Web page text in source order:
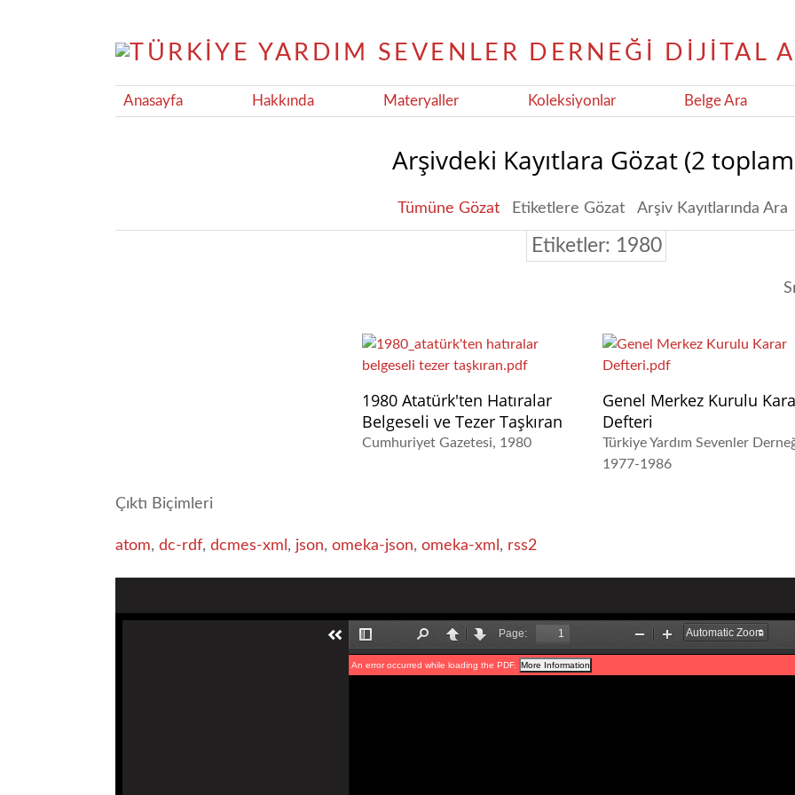
Anasayfa Hakkında Materyaller Koleksiyonlar Belge Ara
Arşivdeki Kayıtlara Gözat (2
Tümüne Gözat Etiketlere Gözat Arşiv Kayıtlarında Ara
Etiketler: 1980
1980 Atatürk'ten Hatıralar
Belgeseli ve Tezer Taşkıran
Cumhuriyet Gazetesi 1980
Genel Merkez Kurulu
Defteri
Türkiye Yardım Sevenler
1977-1986
Çıktı Biçimleri
atom,dc-rdf,dcmes-xml , json,omeka-json,omeka-xml , rss2